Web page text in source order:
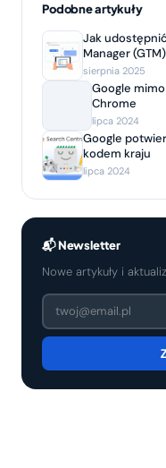
Podobne artykuły
Jak
Manager
sierpnia 2025
Google
Chrome
lipca 2024
Google
kodem kraju
lipca 2024
📬 Newsletter
Nowe artykuły i